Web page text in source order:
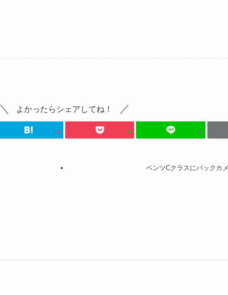
よかったらシェアしてね！
ベンツCクラスにバックカ